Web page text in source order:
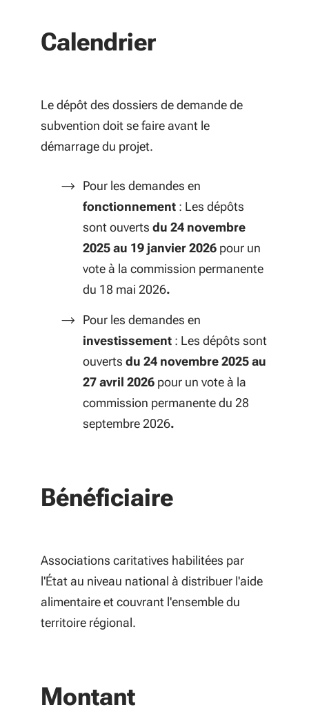
Calendrier
Le dépôt des dossiers de demande de
subvention doit se faire avant le
démarrage du projet.
Pour les demandes en
fonctionnement : Les dépôts
sont ouverts du 24 novembre
2025 au 19 janvier 2026 pour un
vote à la commission permanente
du 18 mai 2026.
Pour les demandes en
investissement : Les dépôts sont
ouverts du 24 novembre 2025 au
27 avril 2026 pour un vote à la
commission permanente du 28
septembre 2026.
Bénéficiaire
Associations caritatives habilitées par
l'État au niveau national à distribuer l'aide
alimentaire et couvrant l'ensemble du
territoire régional.
Montant